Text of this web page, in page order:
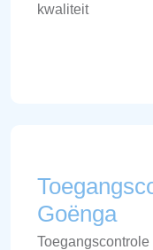
kwaliteit
Goënga